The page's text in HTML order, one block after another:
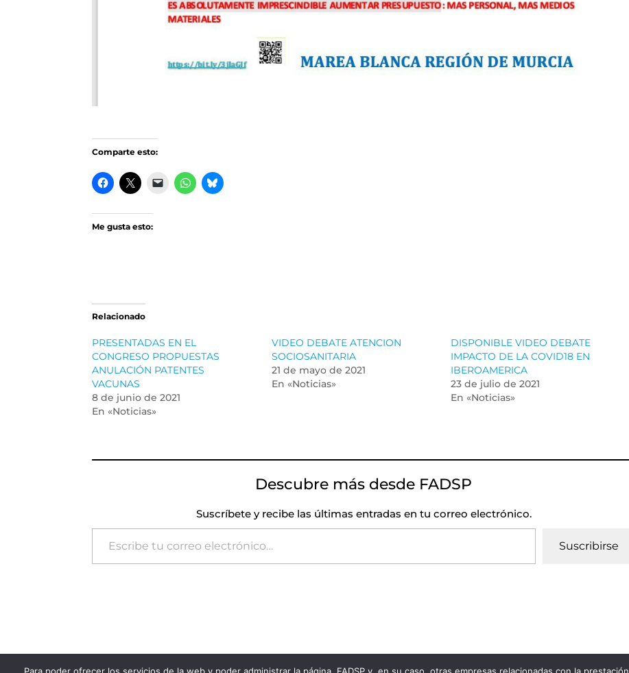
Comparte esto:
Me gusta esto:
Relacionado
PRESENTADAS EN EL
CONGRESO PROPUESTAS
ANULACIÓN PATENTES
VACUNAS
8 de junio de 2021
En «Noticias»
VIDEO DEBATE ATENCION
SOCIOSANITARIA
21 de mayo de 2021
En «Noticias»
DISPONIBLE VIDEO DEBATE
IMPACTO DE LA COVID18 EN
IBEROAMERICA
23 de julio de 2021
En «Noticias»
Descubre más desde FADSP
Suscríbete y recibe las últimas entradas en tu correo electrónico.
Escribe tu correo electrónico…
Suscribirse